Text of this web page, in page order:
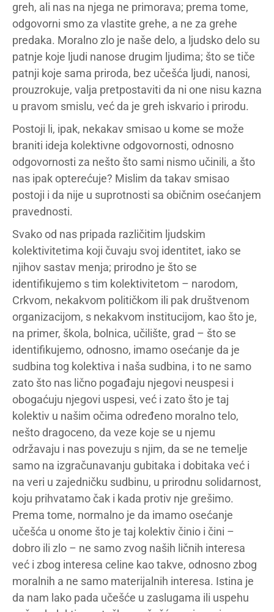
greh, ali nas na njega ne primorava; prema tome,
odgovorni smo za vlastite grehe, a ne za grehe
predaka. Moralno zlo je naše delo, a ljudsko delo su
patnje koje ljudi nanose drugim ljudima; što se tiče
patnji koje sama priroda, bez učešća ljudi, nanosi,
prouzrokuje, valja pretpostaviti da ni one nisu kazna
u pravom smislu, već da je greh iskvario i prirodu.
Postoji li, ipak, nekakav smisao u kome se može
braniti ideja kolektivne odgovornosti, odnosno
odgovornosti za nešto što sami nismo učinili, a što
nas ipak opterećuje? Mislim da takav smisao
postoji i da nije u suprotnosti sa običnim osećanjem
pravednosti.
Svako od nas pripada različitim ljudskim
kolektivitetima koji čuvaju svoj identitet, iako se
njihov sastav menja; prirodno je što se
identifikujemo s tim kolektivitetom – narodom,
Crkvom, nekakvom političkom ili pak društvenom
organizacijom, s nekakvom institucijom, kao što je,
na primer, škola, bolnica, učilište, grad – što se
identifikujemo, odnosno, imamo osećanje da je
sudbina tog kolektiva i naša sudbina, i to ne samo
zato što nas lično pogađaju njegovi neuspesi i
obogaćuju njegovi uspesi, već i zato što je taj
kolektiv u našim očima određeno moralno telo,
nešto dragoceno, da veze koje se u njemu
održavaju i nas povezuju s njim, da se ne temelje
samo na izgračunavanju gubitaka i dobitaka već i
na veri u zajedničku sudbinu, u prirodnu solidarnost,
koju prihvatamo čak i kada protiv nje grešimo.
Prema tome, normalno je da imamo osećanje
učešća u onome što je taj kolektiv činio i čini –
dobro ili zlo – ne samo zvog naših ličnih interesa
već i zbog interesa celine kao takve, odnosno zbog
moralnih a ne samo materijalnih interesa. Istina je
da nam lako pada učešće u zaslugama ili uspehu